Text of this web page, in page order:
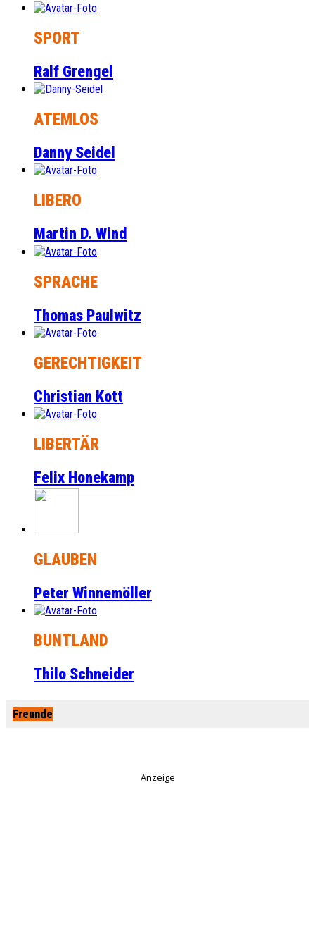
SPORT
Ralf Grengel
ATEMLOS
Danny Seidel
LIBERO
Martin D. Wind
SPRACHE
Thomas Paulwitz
GERECHTIGKEIT
Christian Kott
LIBERTÄR
Felix Honekamp
GLAUBEN
Peter Winnemöller
BUNTLAND
Thilo Schneider
Freunde
Anzeige